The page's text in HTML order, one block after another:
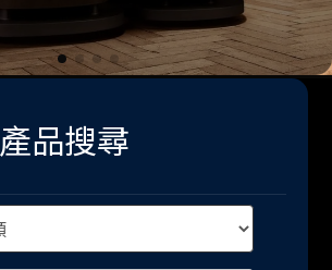
產品搜尋